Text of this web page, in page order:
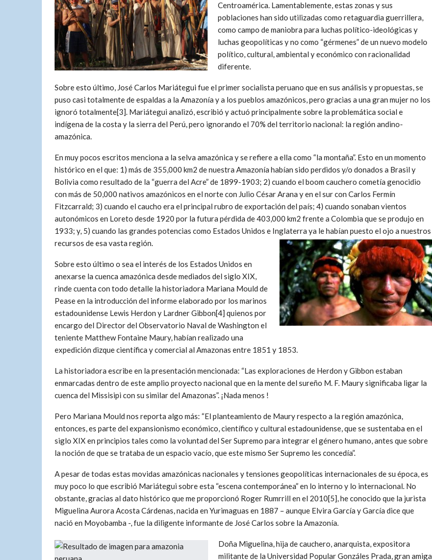
Centroamérica. Lamentablemente, estas zonas y sus
poblaciones han sido utilizadas como retaguardia guerrillera,
como campo de maniobra para luchas político-ideológicas y
luchas geopolíticas y no como “gérmenes” de un nuevo modelo
político, cultural, ambiental y económico con racionalidad
diferente.
Sobre esto último, José Carlos Mariátegui fue el primer socialista peruano que en sus análisis y propuestas, se
puso casi totalmente de espaldas a la Amazonía y a los pueblos amazónicos, pero gracias a una gran mujer no los
ignoró totalmente[3]. Mariátegui analizó, escribió y actuó principalmente sobre la problemática social e
indígena de la costa y la sierra del Perú, pero ignorando el 70% del territorio nacional: la región andino-
amazónica.
En muy pocos escritos menciona a la selva amazónica y se refiere a ella como “la montaña”. Esto en un momento
histórico en el que: 1) más de 355,000 km2 de nuestra Amazonía habían sido perdidos y/o donados a Brasil y
Bolivia como resultado de la “guerra del Acre” de 1899-1903; 2) cuando el boom cauchero cometía genocidio
con más de 50,000 nativos amazónicos en el norte con Julio César Arana y en el sur con Carlos Fermín
Fitzcarrald; 3) cuando el caucho era el principal rubro de exportación del país; 4) cuando sonaban vientos
autonómicos en Loreto desde 1920 por la futura pérdida de 403,000 km2 frente a Colombia que se produjo en
1933; y, 5) cuando las grandes potencias como Estados Unidos e Inglaterra ya le habían puesto el ojo a nuestros
recursos de esa vasta región.
Sobre esto último o sea el interés de los Estados Unidos en
anexarse la cuenca amazónica desde mediados del siglo XIX,
rinde cuenta con todo detalle la historiadora Mariana Mould de
Pease en la introducción del informe elaborado por los marinos
estadounidense Lewis Herdon y Lardner Gibbon[4] quienos por
encargo del Director del Observatorio Naval de Washington el
teniente Matthew Fontaine Maury, habían realizado una
expedición dizque científica y comercial al Amazonas entre 1851 y 1853.
La historiadora escribe en la presentación mencionada: “Las exploraciones de Herdon y Gibbon estaban
enmarcadas dentro de este amplio proyecto nacional que en la mente del sureño M. F. Maury significaba ligar la
cuenca del Missisipi con su similar del Amazonas”. ¡Nada menos !
Pero Mariana Mould nos reporta algo más: “El planteamiento de Maury respecto a la región amazónica,
entonces, es parte del expansionismo económico, científico y cultural estadounidense, que se sustentaba en el
siglo XIX en principios tales como la voluntad del Ser Supremo para integrar el género humano, antes que sobre
la noción de que se trataba de un espacio vacío, que este mismo Ser Supremo les concedía”.
A pesar de todas estas movidas amazónicas nacionales y tensiones geopolíticas internacionales de su época, es
muy poco lo que escribió Mariátegui sobre esta “escena contemporánea” en lo interno y lo internacional. No
obstante, gracias al dato histórico que me proporcionó Roger Rumrrill en el 2010[5], he conocido que la jurista
Miguelina Aurora Acosta Cárdenas, nacida en Yurimaguas en 1887 – aunque Elvira García y García dice que
nació en Moyobamba -, fue la diligente informante de José Carlos sobre la Amazonía.
Doña Miguelina, hija de cauchero, anarquista, expositora
militante de la Universidad Popular Gonzáles Prada, gran amiga